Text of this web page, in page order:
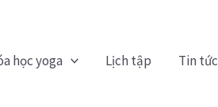
học yoga Lịch tập Tin tức